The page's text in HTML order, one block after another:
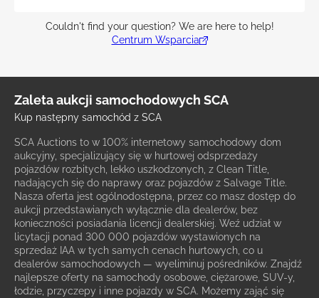
Couldn't find your question? We are here to help!
Centrum Wsparcia
Zaleta aukcji samochodowych SCA
Kup następny samochód z SCA
SCA Auctions to w 100% internetowy samochodowy dom
aukcyjny, specjalizujący się w hurtowej odsprzedaży
pojazdów rozbitych, lekko uszkodzonych, z Clean Title,
nadających się do naprawy oraz pojazdów z Salvage Title.
Nasza oferta jest ogólnodostępna, przez co masz dostęp do
aukcji przedstawianych wyłącznie dla dealerów, bez
konieczności posiadania licencji dealerskiej. Weź udział w
licytacji ponad 300 000 pojazdów wystawionych na
sprzedaż IAA w tych samych cenach hurtowych, co u
dealerów samochodowych — wyeliminuj pośredników. Znajdź
najlepsze oferty na samochody osobowe, ciężarowe, SUV-y,
łodzie, przyczepy i inne pojazdy w SCA. Możemy zająć się